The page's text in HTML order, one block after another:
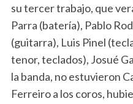
su tercer trabajo, que
Parra (batería), Pablo
(guitarra), Luis Pinel
tenor, teclados), Josué
la banda, no estuvieron
Ferreiro a los coros,